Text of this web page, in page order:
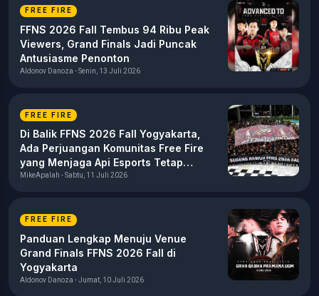
FREE FIRE
FFNS 2026 Fall Tembus 94 Ribu Peak
Viewers, Grand Finals Jadi Puncak
Antusiasme Penonton
Aldonov Danoza - Senin, 13 Juli 2026
FREE FIRE
Di Balik FFNS 2026 Fall Yogyakarta,
Ada Perjuangan Komunitas Free Fire
yang Menjaga Api Esports Tetap
Menyala
MikeApalah - Sabtu, 11 Juli 2026
FREE FIRE
Panduan Lengkap Menuju Venue
Grand Finals FFNS 2026 Fall di
Yogyakarta
Aldonov Danoza - Jumat, 10 Juli 2026